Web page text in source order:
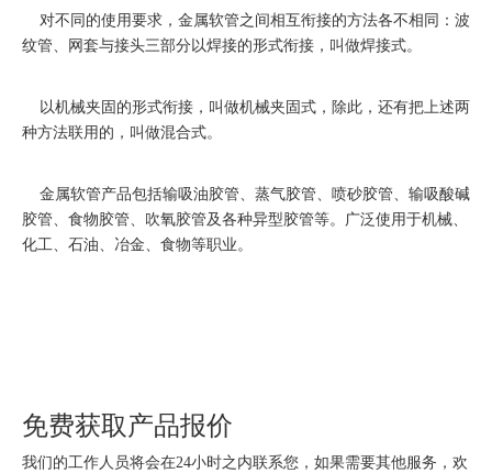
对不同的使用要求，金属软管之间相互衔接的方法各不相同：波
纹管、网套与接头三部分以焊接的形式衔接，叫做焊接式。
以机械夹固的形式衔接，叫做机械夹固式，除此，还有把上述两
种方法联用的，叫做混合式。
金属软管产品包括输吸油胶管、蒸气胶管、喷砂胶管、输吸酸碱
胶管、食物胶管、吹氧胶管及各种异型胶管等。广泛使用于机械、
化工、石油、冶金、食物等职业。
免费获取产品报价
我们的工作人员将会在24小时之内联系您，如果需要其他服务，欢